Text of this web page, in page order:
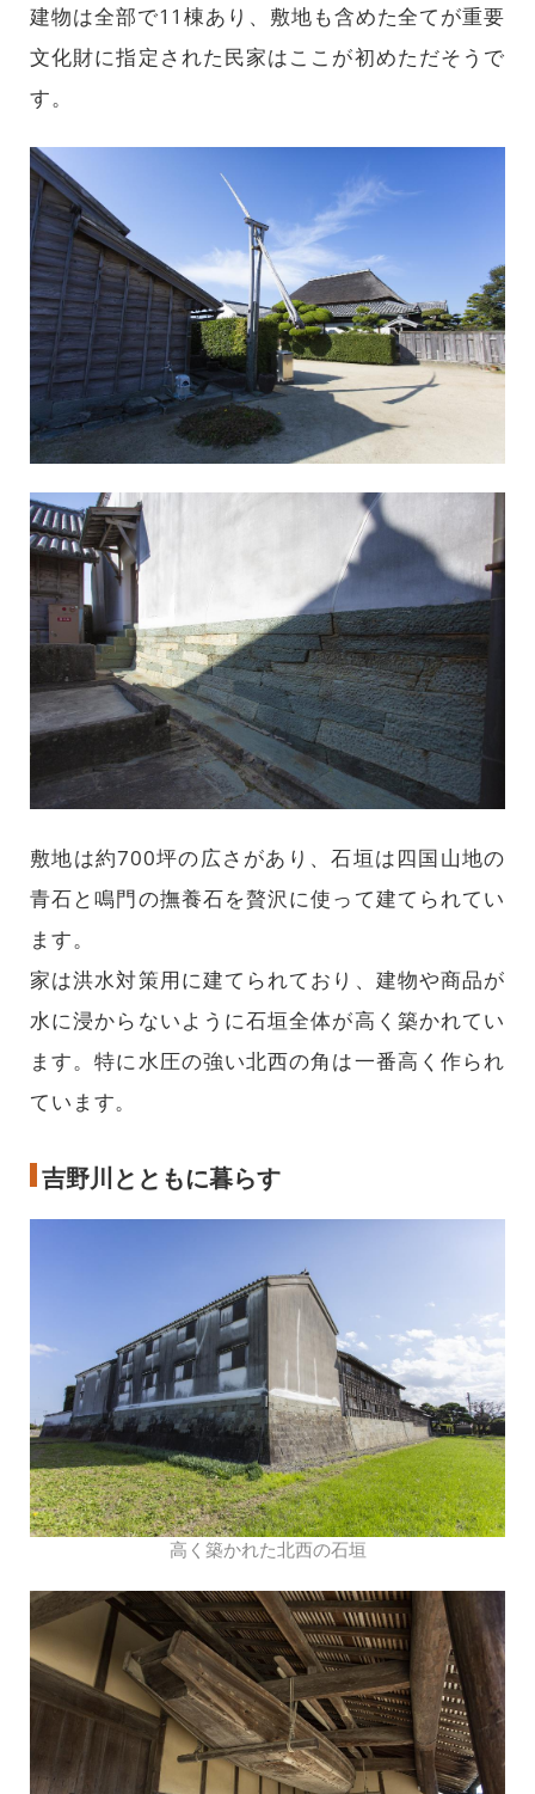
建物は全部で11棟あり、敷地も含めた全てが重要
文化財に指定された民家はここが初めただそうで
す。
敷地は約700坪の広さがあり、石垣は四国山地の
青石と鳴門の撫養石を贅沢に使って建てられてい
ます。
家は洪水対策用に建てられており、建物や商品が
水に浸からないように石垣全体が高く築かれてい
ます。特に水圧の強い北西の角は一番高く作られ
ています。
吉野川とともに暮らす
高く築かれた北西の石垣